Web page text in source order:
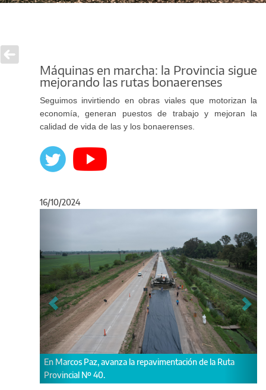
Máquinas en marcha: la Provincia sigue
mejorando las rutas bonaerenses
Seguimos invirtiendo en obras viales que motorizan la
economía, generan puestos de trabajo y mejoran la
calidad de vida de las y los bonaerenses.
16/10/2024
avanza la repavimentación de la Ruta
Continúa la ampliación de la